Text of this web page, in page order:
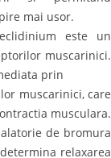
mai usor.
este un
muscarinici.
prin
muscarinici, care
musculara.
de bromura
relaxarea